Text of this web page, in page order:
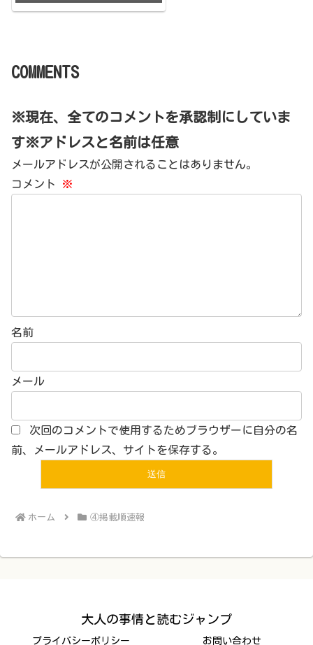
COMMENTS
※現在、全てのコメントを承認制にしていま
す※アドレスと名前は任意
メールアドレスが公開されることはありません。
コメント
※
名前
メール
次回のコメントで使用するためブラウザーに自分の名
前、メールアドレス、サイトを保存する。
ホーム ④掲載順速報
大人の事情と読むジャンプ
プライバシーポリシー お問い合わせ